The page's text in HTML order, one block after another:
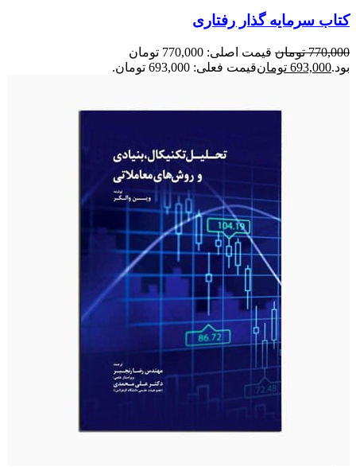
کتاب سرمایه گذار رفتاری
770,000 تومان
قیمت اصلی: 770,000 تومان
بود.693,000 تومانقیمت فعلی: 693,000 تومان.